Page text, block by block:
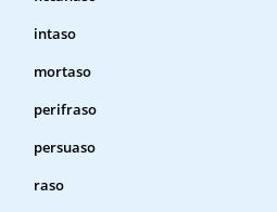
intaso
mortaso
perifraso
persuaso
raso